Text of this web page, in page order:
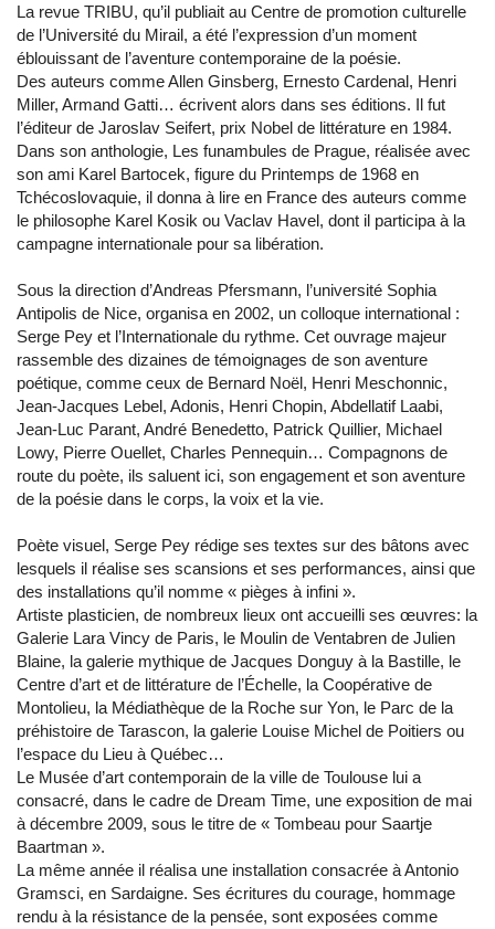
La revue TRIBU, qu’il publiait au Centre de promotion culturelle
de l’Université du Mirail, a été l’expression d’un moment
éblouissant de l’aventure contemporaine de la poésie.
Des auteurs comme Allen Ginsberg, Ernesto Cardenal, Henri
Miller, Armand Gatti… écrivent alors dans ses éditions. Il fut
l’éditeur de Jaroslav Seifert, prix Nobel de littérature en 1984.
Dans son anthologie, Les funambules de Prague, réalisée avec
son ami Karel Bartocek, figure du Printemps de 1968 en
Tchécoslovaquie, il donna à lire en France des auteurs comme
le philosophe Karel Kosik ou Vaclav Havel, dont il participa à la
campagne internationale pour sa libération.
Sous la direction d’Andreas Pfersmann, l’université Sophia
Antipolis de Nice, organisa en 2002, un colloque international :
Serge Pey et l’Internationale du rythme. Cet ouvrage majeur
rassemble des dizaines de témoignages de son aventure
poétique, comme ceux de Bernard Noël, Henri Meschonnic,
Jean-Jacques Lebel, Adonis, Henri Chopin, Abdellatif Laabi,
Jean-Luc Parant, André Benedetto, Patrick Quillier, Michael
Lowy, Pierre Ouellet, Charles Pennequin… Compagnons de
route du poète, ils saluent ici, son engagement et son aventure
de la poésie dans le corps, la voix et la vie.
Poète visuel, Serge Pey rédige ses textes sur des bâtons avec
lesquels il réalise ses scansions et ses performances, ainsi que
des installations qu’il nomme « pièges à infini ».
Artiste plasticien, de nombreux lieux ont accueilli ses œuvres: la
Galerie Lara Vincy de Paris, le Moulin de Ventabren de Julien
Blaine, la galerie mythique de Jacques Donguy à la Bastille, le
Centre d’art et de littérature de l’Échelle, la Coopérative de
Montolieu, la Médiathèque de la Roche sur Yon, le Parc de la
préhistoire de Tarascon, la galerie Louise Michel de Poitiers ou
l’espace du Lieu à Québec…
Le Musée d’art contemporain de la ville de Toulouse lui a
consacré, dans le cadre de Dream Time, une exposition de mai
à décembre 2009, sous le titre de « Tombeau pour Saartje
Baartman ».
La même année il réalisa une installation consacrée à Antonio
Gramsci, en Sardaigne. Ses écritures du courage, hommage
rendu à la résistance de la pensée, sont exposées comme